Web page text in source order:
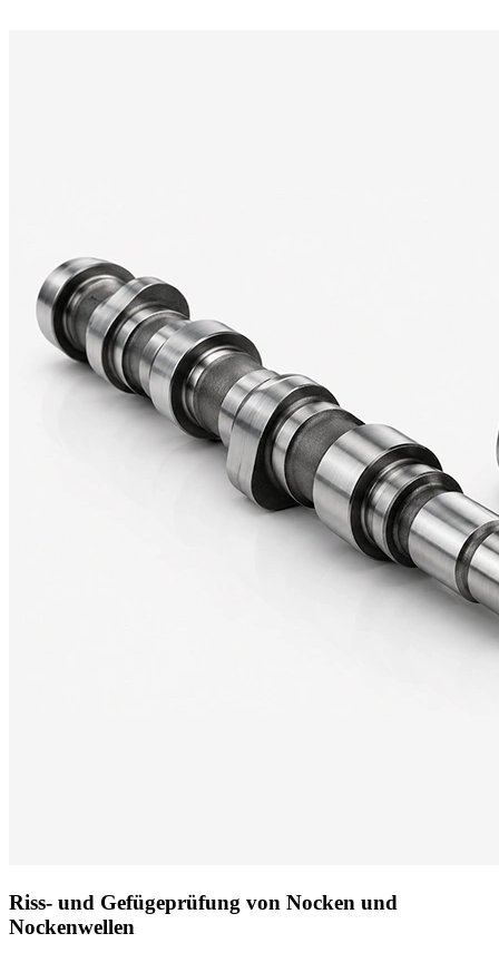
Riss- und Gefügeprüfung von Nocken und
Nockenwellen